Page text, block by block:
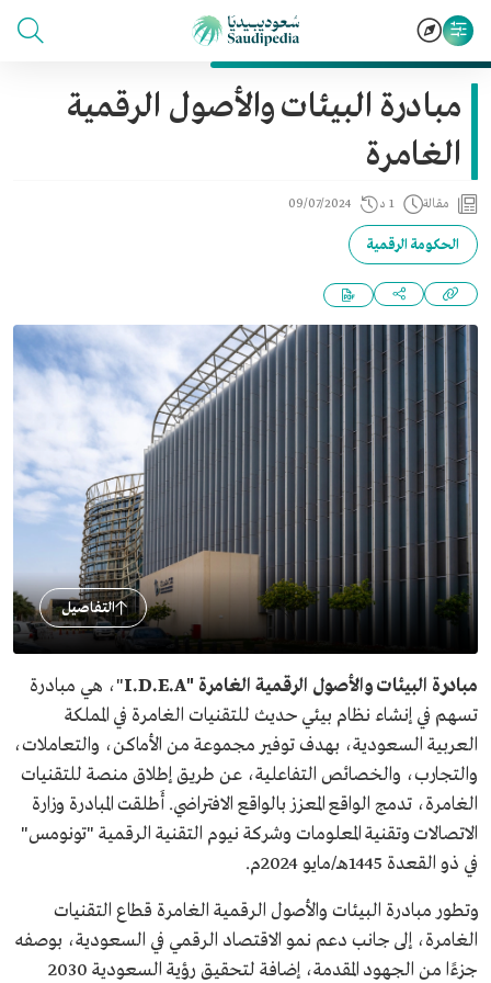
مبادرة البيئات والأصول الرقمية
الغامرة
مقالة 1 د 09/07/2024
الحكومة الرقمية
التفاصيل
مبادرة البيئات والأصول الرقمية الغامرة "I.D.E.A
"، هي مبادرة
تسهم في إنشاء نظام بيئي حديث للتقنيات الغامرة في المملكة
العربية السعودية، بهدف توفير مجموعة من الأماكن، والتعاملات،
والتجارب، والخصائص التفاعلية، عن طريق إطلاق منصة للتقنيات
الغامرة، تدمج الواقع المعزز بالواقع الافتراضي. أَطلقت المبادرة وزارة
الاتصالات وتقنية المعلومات وشركة نيوم التقنية الرقمية "تونومس"
في ذو القعدة 1445هـ/مايو 2024م.
وتطور مبادرة البيئات والأصول الرقمية الغامرة قطاع التقنيات
الغامرة، إلى جانب دعم نمو الاقتصاد الرقمي في السعودية، بوصفه
جزءًا من الجهود المقدمة، إضافة لتحقيق رؤية السعودية 2030